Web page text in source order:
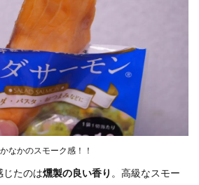
なかのスモーク感！！
じたのは燻製の良い香り 。高級なスモー